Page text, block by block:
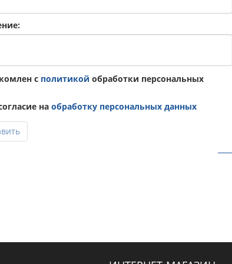
с политикой обработки персональных
на обработку персональных данных